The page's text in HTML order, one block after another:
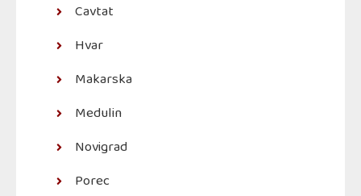
Cavtat
Hvar
Makarska
Medulin
Novigrad
Porec